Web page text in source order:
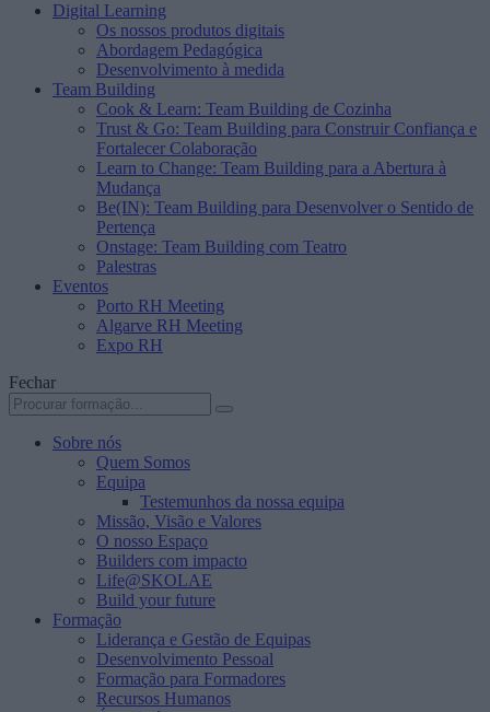
Digital Learning
Os nossos produtos digitais
Abordagem Pedagógica
Desenvolvimento à medida
Team Building
Cook & Learn: Team Building de Cozinha
Trust & Go: Team Building para Construir Confiança e
Fortalecer Colaboração
Learn to Change: Team Building para a Abertura à
Mudança
Be(IN): Team Building para Desenvolver o Sentido de
Pertença
Onstage: Team Building com Teatro
Palestras
Eventos
Porto RH Meeting
Algarve RH Meeting
Expo RH
Fechar
Sobre nós
Quem Somos
Equipa
Testemunhos da nossa equipa
Missão, Visão e Valores
O nosso Espaço
Builders com impacto
Life@SKOLAE
Build your future
Formação
Liderança e Gestão de Equipas
Desenvolvimento Pessoal
Formação para Formadores
Recursos Humanos